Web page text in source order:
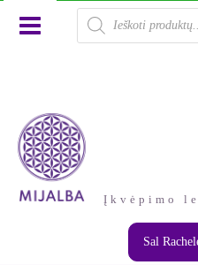
Products
search
Įkvėpimo
Sal